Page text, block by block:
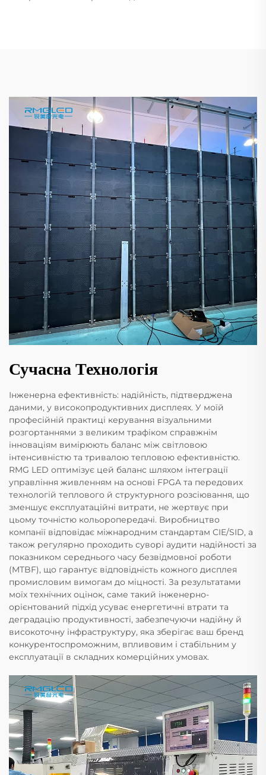
Сучасна Технологія
Інженерна ефективність: надійність, підтверджена
даними, у високопродуктивних дисплеях. У моїй
професійній практиці керування візуальними
розгортаннями з великим трафіком справжнім
інноваціям вимірюють баланс між світловою
інтенсивністю та тривалою тепловою ефективністю.
RMG LED оптимізує цей баланс шляхом інтеграції
управління живленням на основі FPGA та передових
технологій теплового й структурного розсіювання, що
зменшує експлуатаційні витрати, не жертвує при
цьому точністю кольоропередачі. Виробництво
компанії відповідає міжнародним стандартам CIE/SID, а
також регулярно проходить суворі аудити надійності за
показником середнього часу безвідмовної роботи
(MTBF), що гарантує відповідність кожного дисплея
промисловим вимогам до міцності. За результатами
моїх технічних оцінок, саме такий інженерно-
орієнтований підхід усуває енергетичні втрати та
деградацію продуктивності, забезпечуючи надійну й
високоточну інфраструктуру, яка зберігає ваш бренд
конкурентоспроможним, впливовим і стабільним у
експлуатації в складних комерційних умовах.